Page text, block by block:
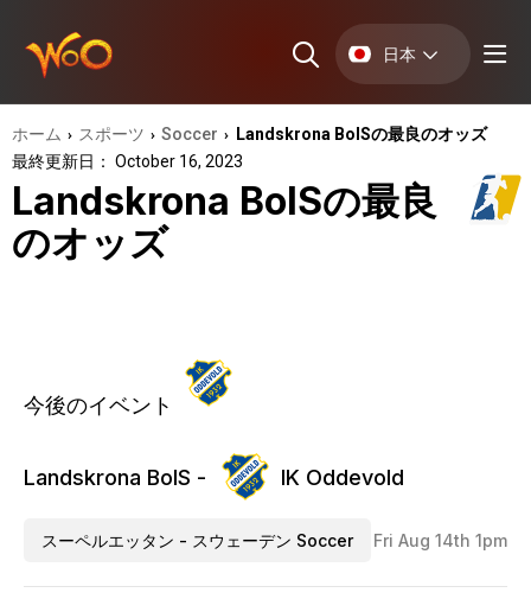
日本
ホーム › スポーツ › Soccer › Landskrona BoISの最良のオッズ
最終更新日： October 16, 2023
Landskrona BoISの最良
のオッズ
今後のイベント
Landskrona BoIS - IK Oddevold
スーペルエッタン - スウェーデン Soccer Fri Aug 14th 1pm